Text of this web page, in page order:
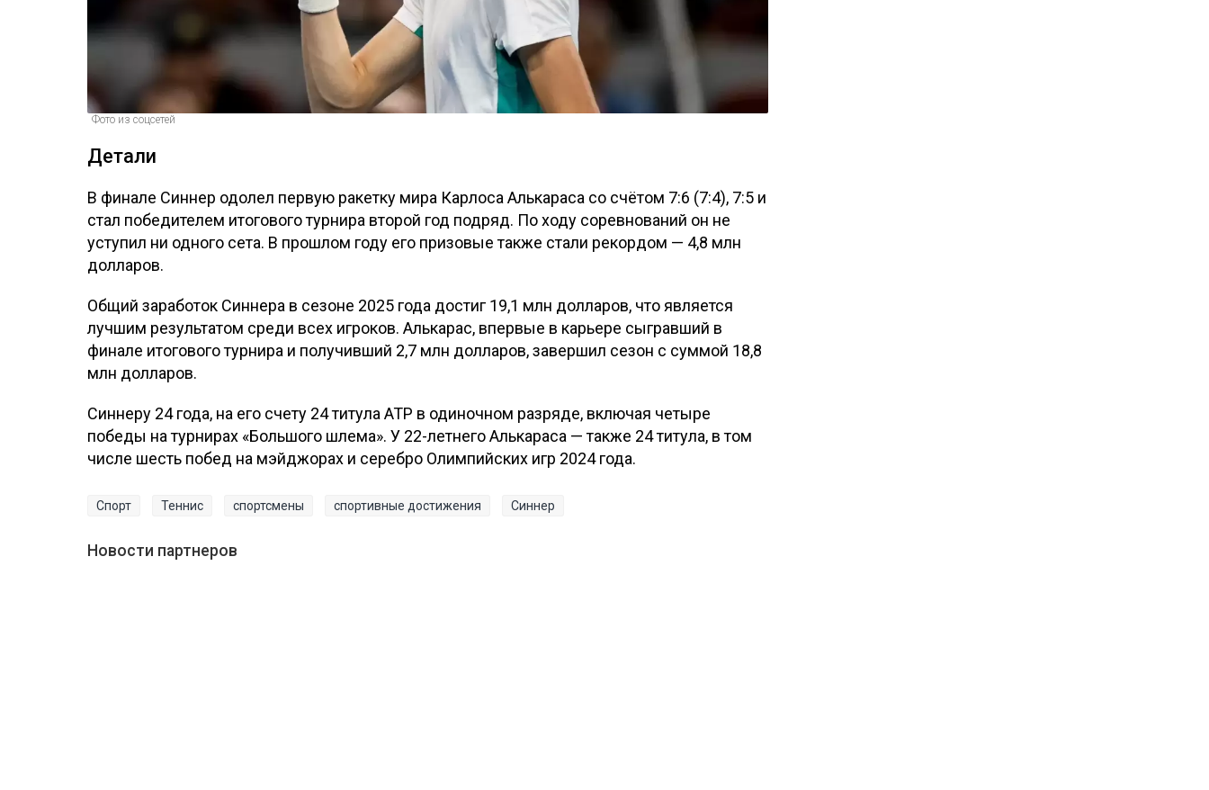
Фото из соцсетей
Детали
В финале Синнер одолел первую ракетку мира Карлоса Алькараса со счётом 7:6 (7:4), 7:5 и
стал победителем итогового турнира второй год подряд. По ходу соревнований он не
уступил ни одного сета. В прошлом году его призовые также стали рекордом — 4,8 млн
долларов.
Общий заработок Синнера в сезоне 2025 года достиг 19,1 млн долларов, что является
лучшим результатом среди всех игроков. Алькарас, впервые в карьере сыгравший в
финале итогового турнира и получивший 2,7 млн долларов, завершил сезон с суммой 18,8
млн долларов.
Синнеру 24 года, на его счету 24 титула ATP в одиночном разряде, включая четыре
победы на турнирах «Большого шлема». У 22-летнего Алькараса — также 24 титула, в том
числе шесть побед на мэйджорах и серебро Олимпийских игр 2024 года.
Спорт Теннис спортсмены спортивные достижения Синнер
Новости партнеров